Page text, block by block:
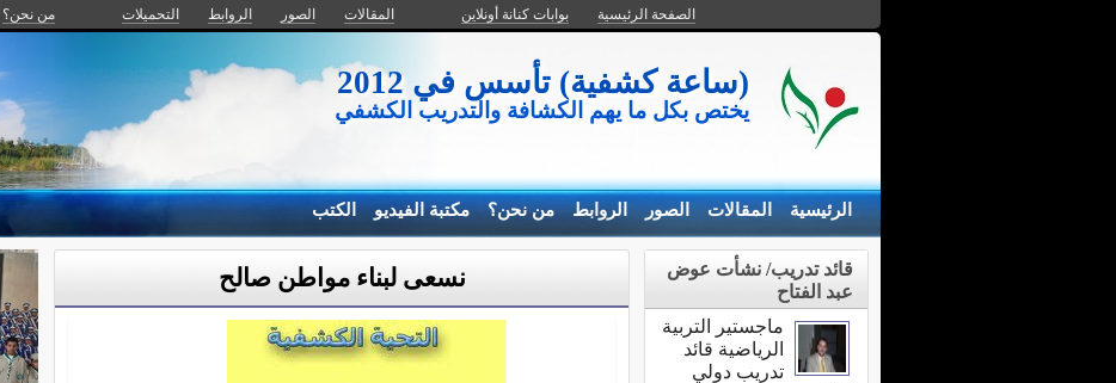
الصفحة الرئيسية بوابات كنانة أونلاين المقالات الصور الروابط التحميلات من نحن؟
(ساعة كشفية) تأسس في 2012
يختص بكل ما يهم الكشافة والتدريب الكشفي
الرئيسية المقالات الصور الروابط من نحن؟ مكتبة الفيديو الكتب
نسعى لبناء مواطن صالح
قائد تدريب/ نشأت عوض
عبد الفتاح
ماجستير التربية
الرياضية قائد
تدريب دولي